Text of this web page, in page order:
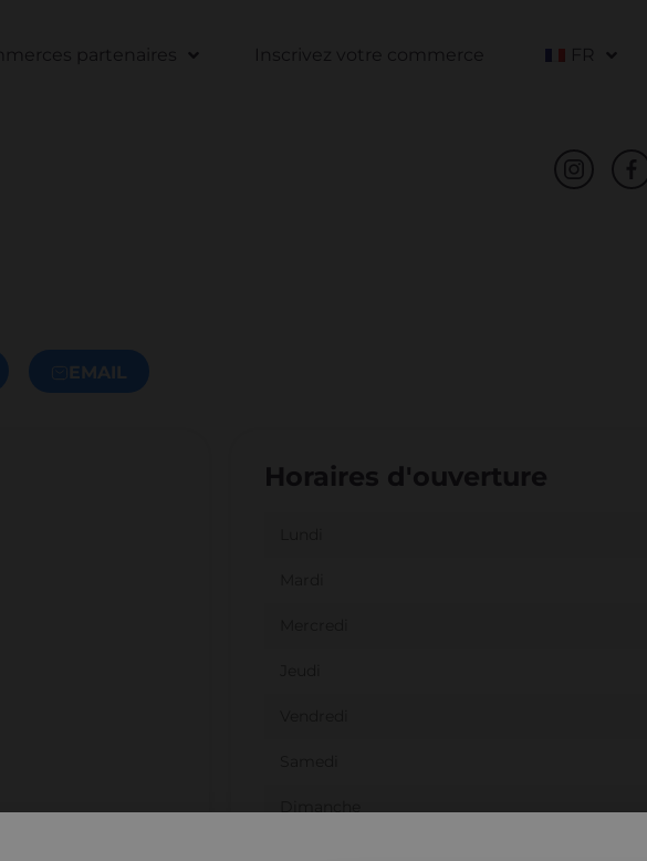
partenaires Inscrivez votre commerce FR
EMAIL
Horaires d'ouverture